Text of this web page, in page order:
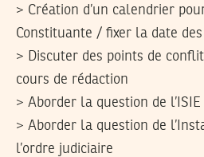
> Création d’un calendrier
Constituante / fixer la date
> Discuter des points de
cours de rédaction
> Aborder la question de l’ISIE
> Aborder la question de
l’ordre judiciaire